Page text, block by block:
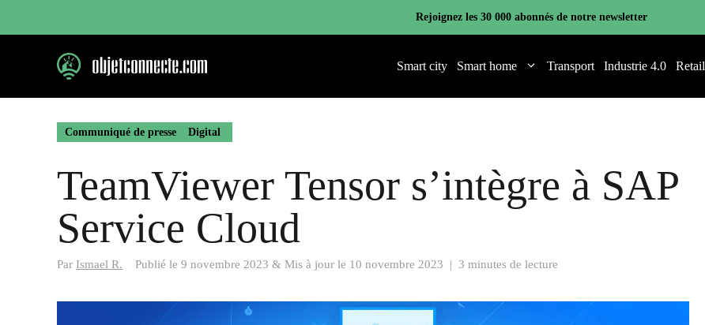
Rejoignez les 30 000 abonnés de notre newsletter
Smart city Smart home Transport Industrie 4.0 Retail
Communiqué de presse Digital
TeamViewer Tensor s’intègre à SAP
Service Cloud
Par Ismael R. Publié le 9 novembre 2023 & Mis à jour le 10 novembre 2023 | 3 minutes de lecture